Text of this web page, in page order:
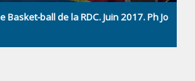
ball de la RDC. Juin 2017. Ph Jo